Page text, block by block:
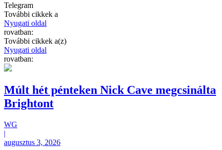
Telegram
További cikkek a
Nyugati oldal
rovatban:
További cikkek a(z)
Nyugati oldal
rovatban:
Múlt hét pénteken Nick Cave megcsinálta
Brightont
WG
|
augusztus 3, 2026